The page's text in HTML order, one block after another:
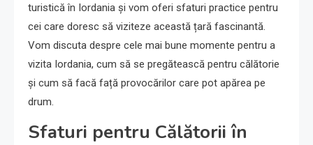
turistică în Iordania și vom oferi sfaturi practice pentru
cei care doresc să viziteze această țară fascinantă.
Vom discuta despre cele mai bune momente pentru a
vizita Iordania, cum să se pregătească pentru călătorie
și cum să facă față provocărilor care pot apărea pe
drum.
Sfaturi pentru Călătorii în